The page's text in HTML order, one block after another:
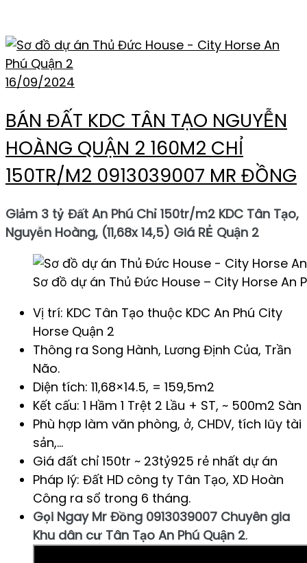
16/09/2024
BÁN ĐẤT KDC TÂN TẠO NGUYỄN
HOÀNG QUẬN 2 160M2 CHỈ
150TR/M2 0913039007 MR ĐỒNG
Giảm 3 tỷ Đất An Phú Chỉ 150tr/m2 KDC Tân Tạo,
Nguyễn Hoàng, (11,68x 14,5) Giá RẺ Quận 2
Sơ đồ dự án Thủ Đức House – City Horse An
Vị trí: KDC Tân Tạo thuộc KDC An Phú City
Horse Quận 2
Thông ra Song Hành, Lương Định Của, Trần
Não.
Diện tích: 11,68×14.5, = 159,5m2
Kết cấu: 1 Hầm 1 Trệt 2 Lầu + ST, ~ 500m2 Sàn
Phù hợp làm văn phòng, ở, CHDV, tích lũy tài
sản,…
Giá đất chỉ 150tr ~ 23tỷ925 rẻ nhất dự án
Pháp lý: Đất HD công ty Tân Tạo, XD Hoàn
Công ra sổ trong 6 tháng.
Gọi Ngay Mr Đồng 0913039007 Chuyên gia
Khu dân cư Tân Tạo An Phú Quận 2.